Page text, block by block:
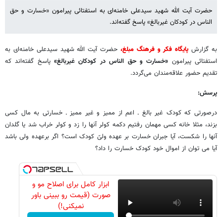
حضرت آیت الله شهید سیدعلی خامنه‌ای به استفتائی پیرامون «خسارت و حق
الناس در کودکان غیربالغ» پاسخ گفته‌اند.
به گزارش پایگاه فکر و فرهنگ مبلغ، حضرت آیت الله شهید سیدعلی خامنه‌ای به
استفتائی پیرامون «خسارت و حق الناس در کودکان غیربالغ»پاسخ گفته‌اند که
تقدیم حضور علاقه‌مندان می‌گردد.
پرسش:
درصورتی که کودک غیر بالغ ـ اعم از ممیز و غیر ممیز ـ خسارتی به مال کسی
بزند، مثلا خانه کسی مهمان رفتیم دکمه کولر آنها را زد و کولر خراب شد یا گلدان
آنها را شکست، آیا جبران خسارت بر عهده ولیّ کودک است؟ اگر برعهده ولی باشد
آیا می توان از اموال خود کودک خسارت را داد؟
ابزار کامل برای اصلاح مو و
صورت (قیمت رو ببینی باور
نمیکنی!)